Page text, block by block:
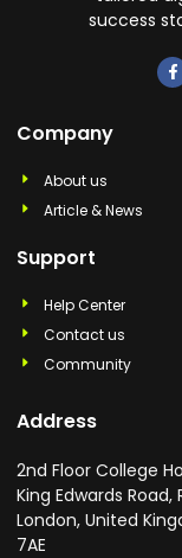
success
Company
About us
Article & News
Support
Help Center
Contact us
Community
Address
2nd Floor College
King Edwards Road,
London, United
7AE